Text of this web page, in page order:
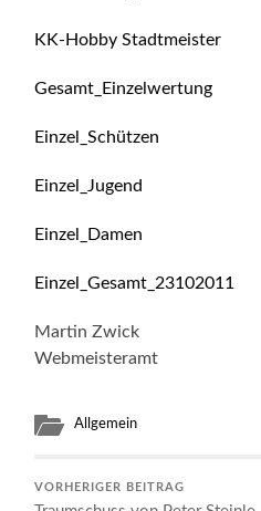
KK-Hobby Stadtmeister
Gesamt_Einzelwertung
Einzel_Schützen
Einzel_Jugend
Einzel_Damen
Einzel_Gesamt_23102011
Martin Zwick
Webmeisteramt
Allgemein
VORHERIGER BEITRAG